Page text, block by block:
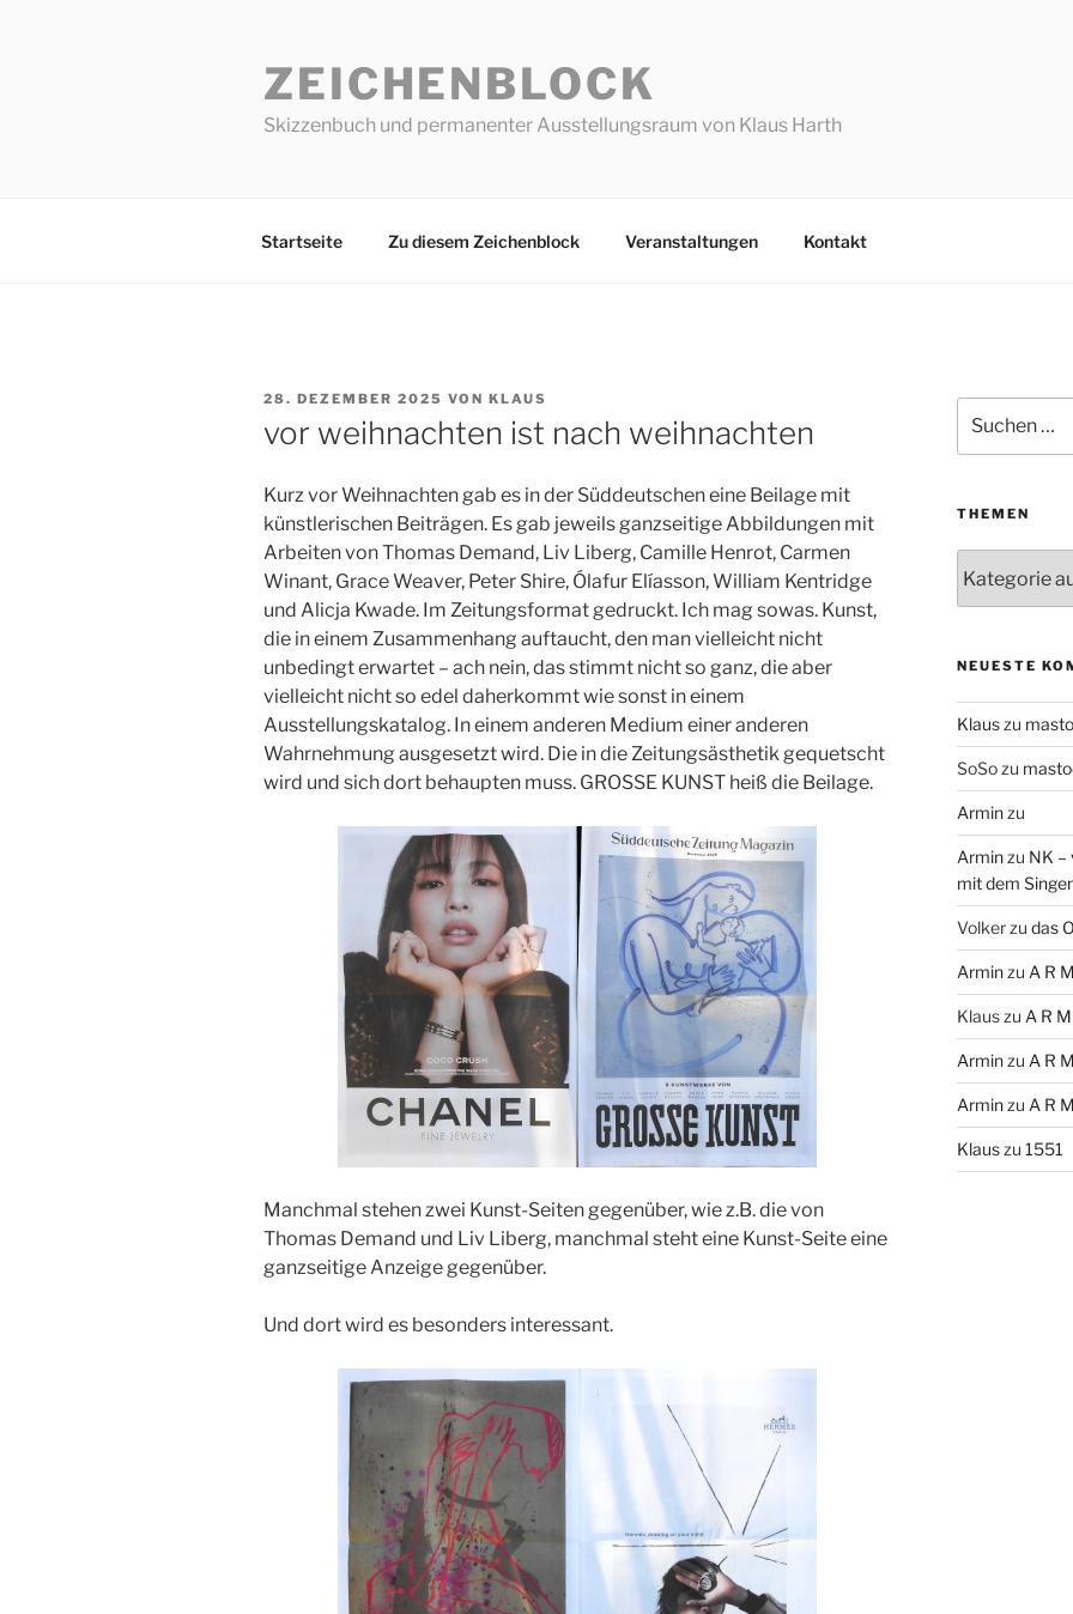
ZEICHENBLOCK
Skizzenbuch und permanenter Ausstellungsraum von Klaus Harth
Startseite Zu diesem Zeichenblock Veranstaltungen Kontakt
VERÖFFENTLICHT
28. DEZEMBER 2025 VON KLAUS
vor weihnachten ist nach weihnachten
Kurz vor Weihnachten gab es in der Süddeutschen eine Beilage mit
künstlerischen Beiträgen. Es gab jeweils ganzseitige Abbildungen mit
Arbeiten von Thomas Demand, Liv Liberg, Camille Henrot, Carmen
Winant, Grace Weaver, Peter Shire, Ólafur Elíasson, William Kentridge
und Alicja Kwade. Im Zeitungsformat gedruckt. Ich mag sowas. Kunst,
die in einem Zusammenhang auftaucht, den man vielleicht nicht
unbedingt erwartet – ach nein, das stimmt nicht so ganz, die aber
vielleicht nicht so edel daherkommt wie sonst in einem
Ausstellungskatalog. In einem anderen Medium einer anderen
Wahrnehmung ausgesetzt wird. Die in die Zeitungsästhetik gequetscht
wird und sich dort behaupten muss. GROSSE KUNST heiß die Beilage.
Manchmal stehen zwei Kunst-Seiten gegenüber, wie z.B. die von
Thomas Demand und Liv Liberg, manchmal steht eine Kunst-Seite eine
ganzseitige Anzeige gegenüber.
Und dort wird es besonders interessant.
nach:
THEMEN
NEUESTE
Klauszu
SoSozu
Arminzu
Arminzu NK –
mit dem
Volkerzu das
Arminzu A R
Klauszu A R
Arminzu A R
Arminzu A R
Klauszu 1551